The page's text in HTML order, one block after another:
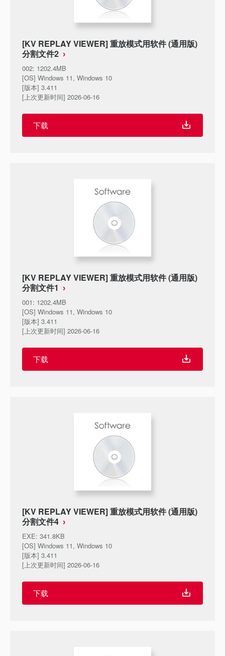
[KV REPLAY VIEWER] 重放模式用软件 (通用版)
分割文件2
002: 1202.4MB
[OS] Windows 11, Windows 10
[版本] 3.411
[上次更新时间] 2026-06-16
下载
[KV REPLAY VIEWER] 重放模式用软件 (通用版)
分割文件1
001: 1202.4MB
[OS] Windows 11, Windows 10
[版本] 3.411
[上次更新时间] 2026-06-16
下载
[KV REPLAY VIEWER] 重放模式用软件 (通用版)
分割文件4
EXE: 341.8KB
[OS] Windows 11, Windows 10
[版本] 3.411
[上次更新时间] 2026-06-16
下载